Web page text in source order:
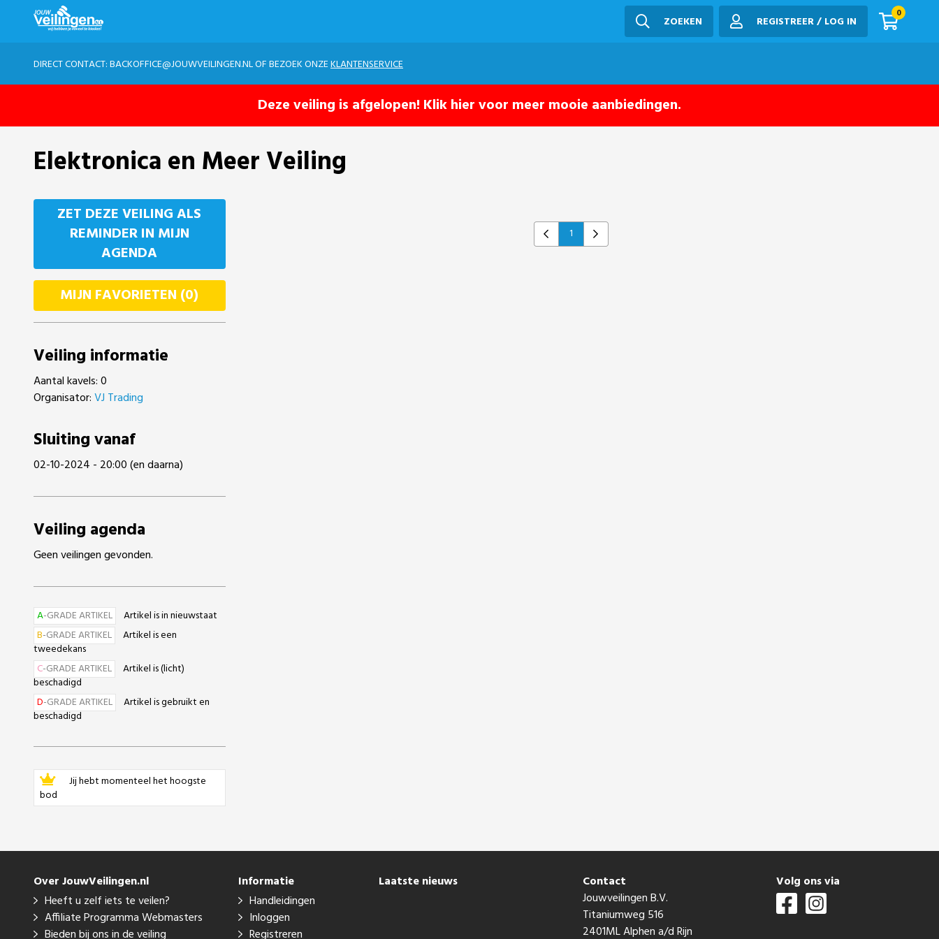
ZOEKEN REGISTREER / LOG IN
0
DIRECT CONTACT:BACKOFFICE@JOUWVEILINGEN.NLOF BEZOEK ONZEKLANTENSERVICE
Deze veiling is afgelopen! Klik hier voor meer mooie aanbiedingen.
Elektronica en Meer Veiling
ZET DEZE VEILING ALS
REMINDER IN MIJN
AGENDA
MIJN FAVORIETEN (0)
Veiling informatie
Aantal kavels: 0
Organisator:VJ Trading
Sluiting vanaf
02-10-2024 - 20:00 (en daarna)
Veiling agenda
Geen veilingen gevonden.
A-GRADE ARTIKEL
Artikel is in nieuwstaat
B-GRADE ARTIKEL
Artikel is een
tweedekans
C-GRADE ARTIKEL
Artikel is (licht)
beschadigd
D-GRADE ARTIKEL
Artikel is gebruikt en
beschadigd
Jij hebt momenteel het hoogste
bod
Previous
1 Next
Over JouwVeilingen.nl
Heeft u zelf iets te veilen?
Affiliate Programma Webmasters
Bieden bij ons in de veiling
Informatie
Handleidingen
Inloggen
Registreren
Laatste nieuws
Contact
Jouwveilingen B.V.
Titaniumweg 516
2401ML Alphen a/d Rijn
Volg ons via